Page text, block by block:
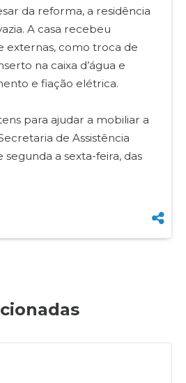
da reforma, a residência
A casa recebeu
externas, como troca de
na caixa d’água e
e fiação elétrica.
para ajudar a mobiliar a
de Assistência
segunda a sexta-feira, das